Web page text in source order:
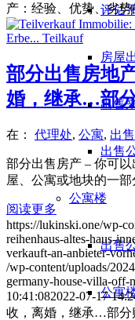
评估
房屋
出售
出售
公寓楼
出售
公寓
产：经验、优势、劣
部分出售房地
婚，继承…部
在： 代理处, 公寓, 出售
部分出售房产 – 你可
屋、公寓或地块的一
阅读更多
https://lukinski.one/wp-
reihenhaus-altes-haus-
verkauft-an-anbieter-
/wp-content/uploads/
germany-house-villa-off-
10:41:082022-07-17
收，离婚，继承…部分